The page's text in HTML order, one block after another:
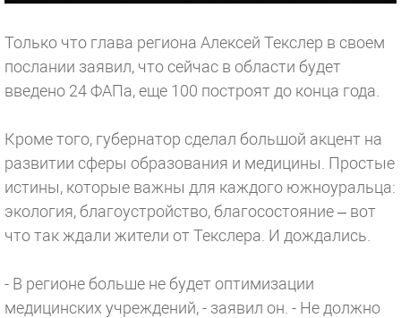
Только что глава региона Алексей Текслер в своем
послании заявил, что сейчас в области будет
введено 24 ФАПа, еще 100 построят до конца года.
Кроме того, губернатор сделал большой акцент на
развитии сферы образования и медицины. Простые
истины, которые важны для каждого южноуральца:
экология, благоустройство, благосостояние – вот
что так ждали жители от Текслера. И дождались.
- В регионе больше не будет оптимизации
медицинских учреждений, - заявил он. - Не должно